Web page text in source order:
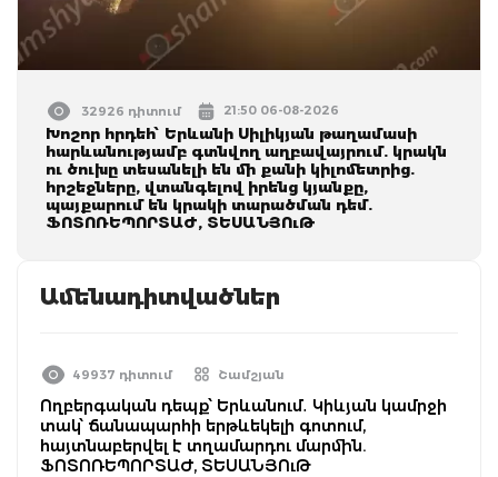
32926 դիտում 21:50 06-08-2026
Խոշոր հրդեհ՝ Երևանի Սիլիկյան թաղամասի
հարևանությամբ գտնվող աղբավայրում. կրակն
ու ծուխը տեսանելի են մի քանի կիլոմետրից.
հրշեջները, վտանգելով իրենց կյանքը,
պայքարում են կրակի տարածման դեմ.
ՖՈՏՈՌԵՊՈՐՏԱԺ, ՏԵՍԱՆՅՈւԹ
Ամենադիտվածներ
49937 դիտում Շամշյան
Ողբերգական դեպք՝ Երևանում․ Կիևյան կամրջի
տակ՝ ճանապարհի երթևեկելի գոտում,
հայտնաբերվել է տղամարդու մարմին.
ՖՈՏՈՌԵՊՈՐՏԱԺ, ՏԵՍԱՆՅՈւԹ